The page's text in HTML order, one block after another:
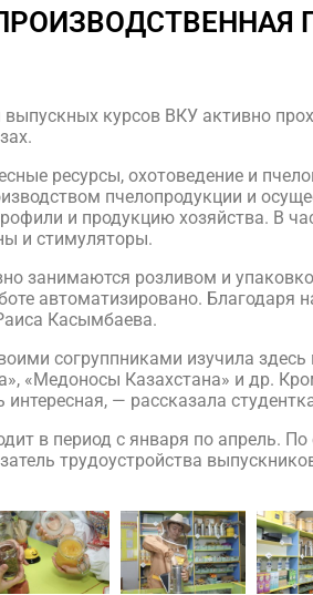
выпускных курсов ВКУ активно
ресурсы, охотоведение и
пчелопродукции и
и продукцию хозяйства. В
и стимуляторы.
занимаются розливом и
автоматизировано.
Касымбаева.
согруппниками изучила
«Медоносы Казахстана» и др.
— рассказала
в период с января по апрель.
трудоустройства